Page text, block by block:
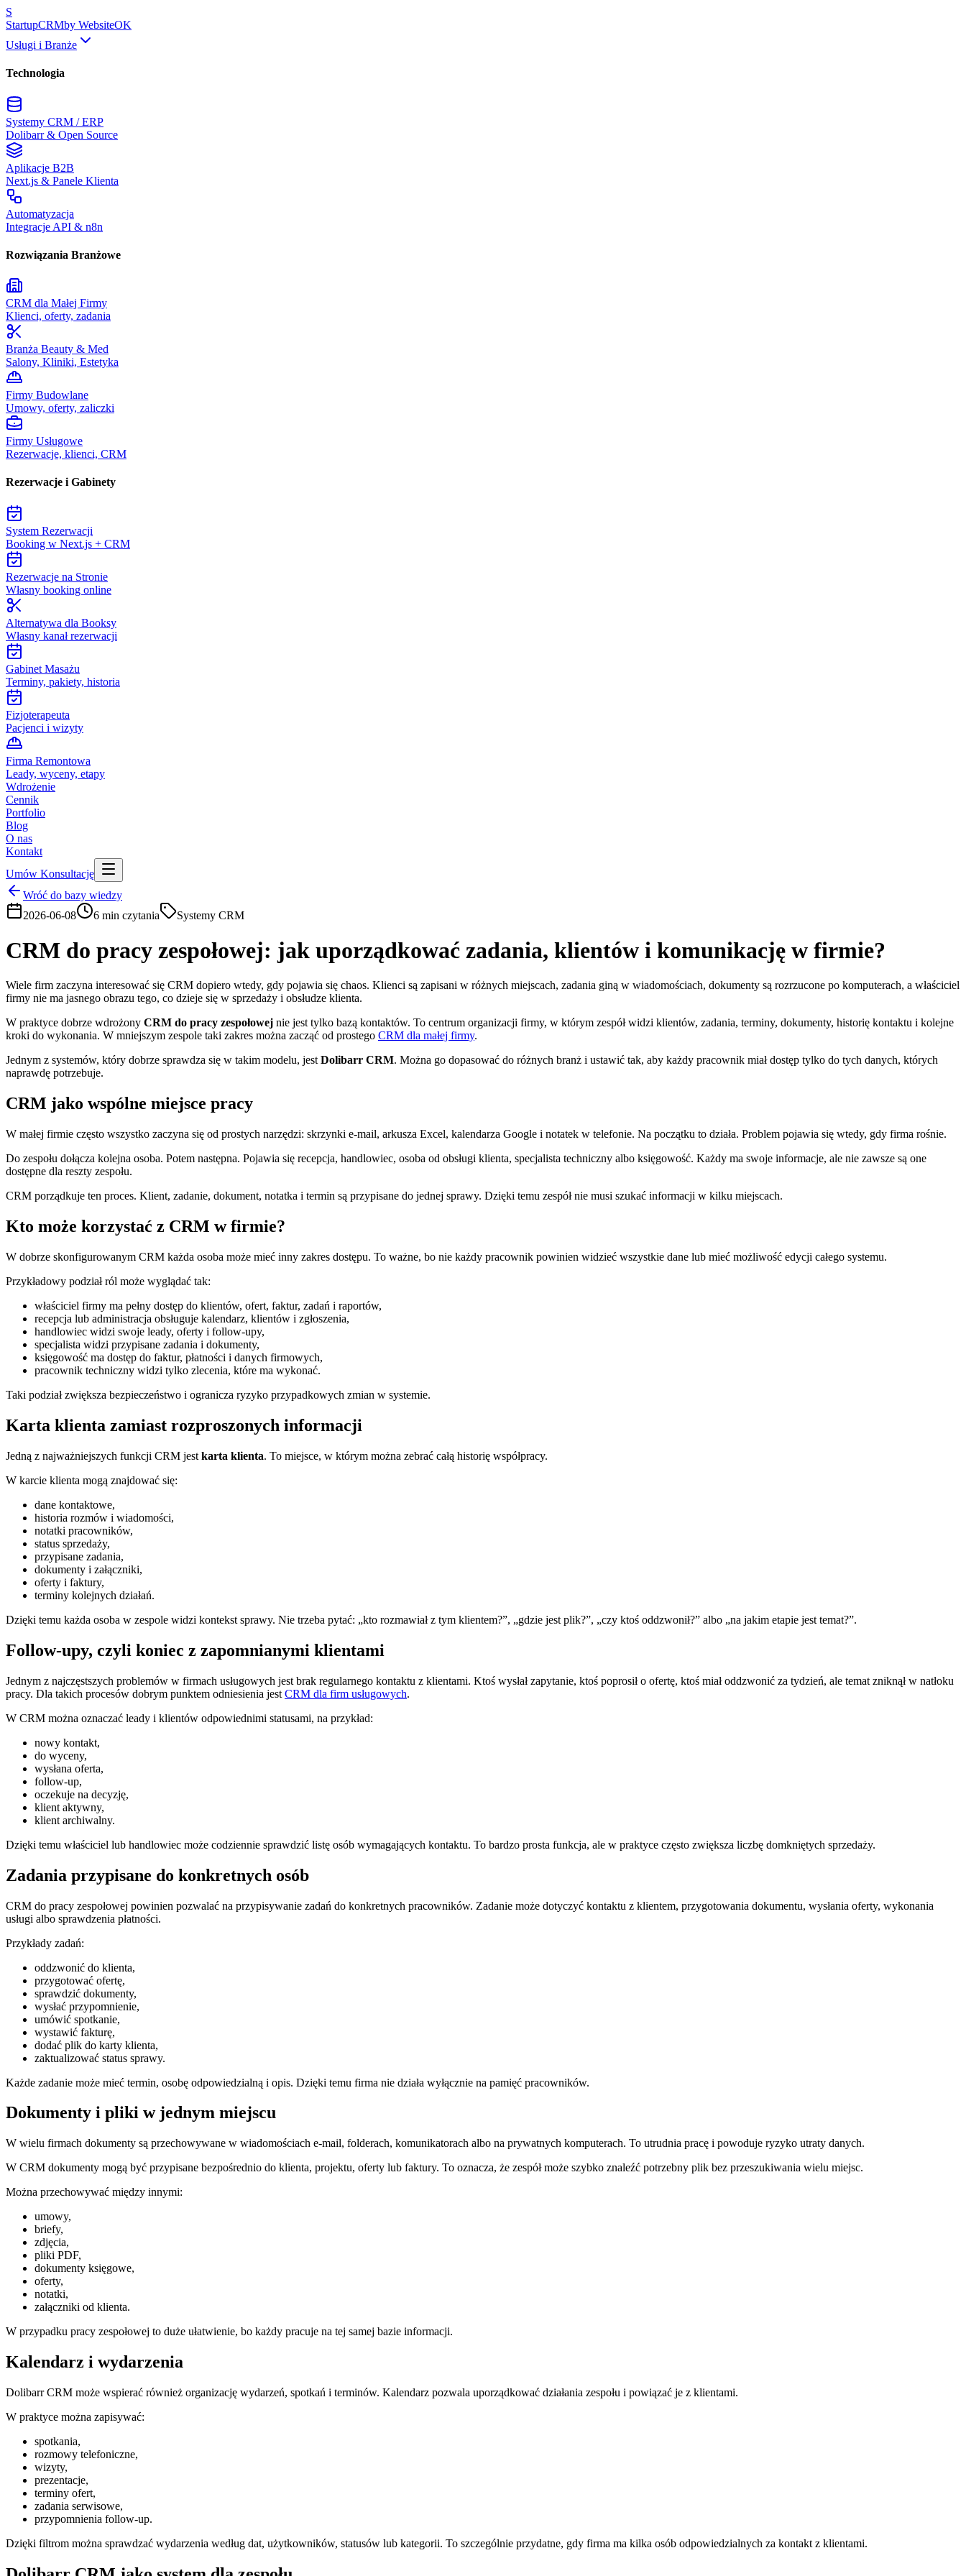
S
StartupCRMby WebsiteOK
Usługi i Branże
Technologia
Systemy CRM / ERP
Dolibarr & Open Source
Aplikacje B2B
Next.js & Panele Klienta
Automatyzacja
Integracje API & n8n
Rozwiązania Branżowe
CRM dla Małej Firmy
Klienci, oferty, zadania
Branża Beauty & Med
Salony, Kliniki, Estetyka
Firmy Budowlane
Umowy, oferty, zaliczki
Firmy Usługowe
Rezerwacje, klienci, CRM
Rezerwacje i Gabinety
System Rezerwacji
Booking w Next.js + CRM
Rezerwacje na Stronie
Własny booking online
Alternatywa dla Booksy
Własny kanał rezerwacji
Gabinet Masażu
Terminy, pakiety, historia
Fizjoterapeuta
Pacjenci i wizyty
Firma Remontowa
Leady, wyceny, etapy
Wdrożenie
Cennik
Portfolio
Blog
O nas
Kontakt
Umów Konsultację
Wróć do bazy wiedzy
2026-06-08
6 min czytania Systemy CRM
CRM do pracy zespołowej: jak uporządkować zadania, klientów i komunikację w firmie?
Wiele firm zaczyna interesować się CRM dopiero wtedy, gdy pojawia się chaos. Klienci są zapisani w różnych miejscach, zadania giną w wiadomościach, dokumenty są rozrzucone po komputerach, a właściciel
firmy nie ma jasnego obrazu tego, co dzieje się w sprzedaży i obsłudze klienta.
W praktyce dobrze wdrożony CRM do pracy zespołowej nie jest tylko bazą kontaktów. To centrum organizacji firmy, w którym zespół widzi klientów, zadania, terminy, dokumenty, historię kontaktu i kolejne
kroki do wykonania. W mniejszym zespole taki zakres można zacząć od prostego CRM dla małej firmy.
Jednym z systemów, który dobrze sprawdza się w takim modelu, jestDolibarr CRM. Można go dopasować do różnych branż i ustawić tak, aby każdy pracownik miał dostęp tylko do tych danych, których
naprawdę potrzebuje.
CRM jako wspólne miejsce pracy
W małej firmie często wszystko zaczyna się od prostych narzędzi: skrzynki e-mail, arkusza Excel, kalendarza Google i notatek w telefonie. Na początku to działa. Problem pojawia się wtedy, gdy firma rośnie.
Do zespołu dołącza kolejna osoba. Potem następna. Pojawia się recepcja, handlowiec, osoba od obsługi klienta, specjalista techniczny albo księgowość. Każdy ma swoje informacje, ale nie zawsze są one
dostępne dla reszty zespołu.
CRM porządkuje ten proces. Klient, zadanie, dokument, notatka i termin są przypisane do jednej sprawy. Dzięki temu zespół nie musi szukać informacji w kilku miejscach.
Kto może korzystać z CRM w firmie?
W dobrze skonfigurowanym CRM każda osoba może mieć inny zakres dostępu. To ważne, bo nie każdy pracownik powinien widzieć wszystkie dane lub mieć możliwość edycji całego systemu.
Przykładowy podział ról może wyglądać tak:
właściciel firmy ma pełny dostęp do klientów, ofert, faktur, zadań i raportów,
recepcja lub administracja obsługuje kalendarz, klientów i zgłoszenia,
handlowiec widzi swoje leady, oferty i follow-upy,
specjalista widzi przypisane zadania i dokumenty,
księgowość ma dostęp do faktur, płatności i danych firmowych,
pracownik techniczny widzi tylko zlecenia, które ma wykonać.
Taki podział zwiększa bezpieczeństwo i ogranicza ryzyko przypadkowych zmian w systemie.
Karta klienta zamiast rozproszonych informacji
Jedną z najważniejszych funkcji CRM jest karta klienta. To miejsce, w którym można zebrać całą historię współpracy.
W karcie klienta mogą znajdować się:
dane kontaktowe,
historia rozmów i wiadomości,
notatki pracowników,
status sprzedaży,
przypisane zadania,
dokumenty i załączniki,
oferty i faktury,
terminy kolejnych działań.
Dzięki temu każda osoba w zespole widzi kontekst sprawy. Nie trzeba pytać: „kto rozmawiał z tym klientem?”, „gdzie jest plik?”, „czy ktoś oddzwonił?” albo „na jakim etapie jest temat?”.
Follow-upy, czyli koniec z zapomnianymi klientami
Jednym z najczęstszych problemów w firmach usługowych jest brak regularnego kontaktu z klientami. Ktoś wysłał zapytanie, ktoś poprosił o ofertę, ktoś miał oddzwonić za tydzień, ale temat zniknął w natłoku
pracy. Dla takich procesów dobrym punktem odniesienia jest CRM dla firm usługowych.
W CRM można oznaczać leady i klientów odpowiednimi statusami, na przykład:
nowy kontakt,
do wyceny,
wysłana oferta,
follow-up,
oczekuje na decyzję,
klient aktywny,
klient archiwalny.
Dzięki temu właściciel lub handlowiec może codziennie sprawdzić listę osób wymagających kontaktu. To bardzo prosta funkcja, ale w praktyce często zwiększa liczbę domkniętych sprzedaży.
Zadania przypisane do konkretnych osób
CRM do pracy zespołowej powinien pozwalać na przypisywanie zadań do konkretnych pracowników. Zadanie może dotyczyć kontaktu z klientem, przygotowania dokumentu, wysłania oferty, wykonania
usługi albo sprawdzenia płatności.
Przykłady zadań:
oddzwonić do klienta,
przygotować ofertę,
sprawdzić dokumenty,
wysłać przypomnienie,
umówić spotkanie,
wystawić fakturę,
dodać plik do karty klienta,
zaktualizować status sprawy.
Każde zadanie może mieć termin, osobę odpowiedzialną i opis. Dzięki temu firma nie działa wyłącznie na pamięć pracowników.
Dokumenty i pliki w jednym miejscu
W wielu firmach dokumenty są przechowywane w wiadomościach e-mail, folderach, komunikatorach albo na prywatnych komputerach. To utrudnia pracę i powoduje ryzyko utraty danych.
W CRM dokumenty mogą być przypisane bezpośrednio do klienta, projektu, oferty lub faktury. To oznacza, że zespół może szybko znaleźć potrzebny plik bez przeszukiwania wielu miejsc.
Można przechowywać między innymi:
umowy,
briefy,
zdjęcia,
pliki PDF,
dokumenty księgowe,
oferty,
notatki,
załączniki od klienta.
W przypadku pracy zespołowej to duże ułatwienie, bo każdy pracuje na tej samej bazie informacji.
Kalendarz i wydarzenia
Dolibarr CRM może wspierać również organizację wydarzeń, spotkań i terminów. Kalendarz pozwala uporządkować działania zespołu i powiązać je z klientami.
W praktyce można zapisywać:
spotkania,
rozmowy telefoniczne,
wizyty,
prezentacje,
terminy ofert,
zadania serwisowe,
przypomnienia follow-up.
Dzięki filtrom można sprawdzać wydarzenia według dat, użytkowników, statusów lub kategorii. To szczególnie przydatne, gdy firma ma kilka osób odpowiedzialnych za kontakt z klientami.